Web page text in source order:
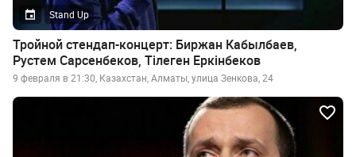
Stand Up
Тройной стендап-концерт: Биржан Кабылбаев,
Рустем Сарсенбеков, Тiлеген Еркiнбеков
9 февраля в 21:30, Казахстан, Алматы, улица Зенкова, 24